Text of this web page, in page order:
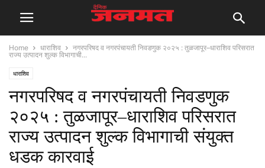
Home धाराशिव
नगरपरिषद व नगरपंचायती निवडणुक २०२५ : तुळजापूर–धाराशिव परिसरात
राज्य उत्पादन शुल्क विभागाची...
धाराशिव
नगरपरिषद व नगरपंचायती निवडणुक
२०२५ : तुळजापूर–धाराशिव परिसरात
राज्य उत्पादन शुल्क विभागाची संयुक्त
धडक कारवाई